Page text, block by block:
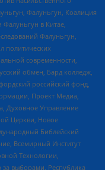
Фалуньгун, Коалиция
в Китае,
Фалуньгун,
политических
современности,
обмен, Бард колледж,
российский фонд,
Проект Медиа,
Духовное Управление
Церкви, Новое
Библейский
Всемирный Институт
Технологии,
выборами, Республика